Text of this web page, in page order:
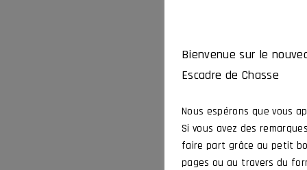
Bienvenue sur le
Escadre de Chasse
Nous espérons que vous
Si vous avez des
faire part grâce au petit
pages ou au travers du